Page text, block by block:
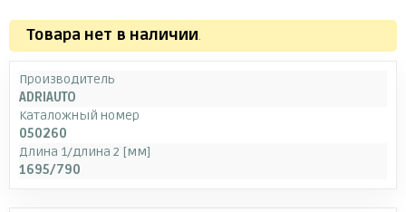
Товара нет в наличии.
Производитель
ADRIAUTO
Каталожный номер
050260
Длина 1/длина 2 [мм]
1695/790